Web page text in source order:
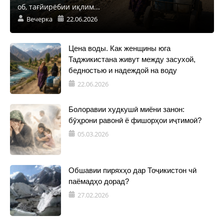
об, тағйирёбии иқлим...
Вечерка 22.06.2026
Цена воды. Как женщины юга
Таджикистана живут между засухой,
бедностью и надеждой на воду
22.06.2026
Болоравии худкушӣ миёни занон:
бӯҳрони равонӣ ё фишорҳои иҷтимоӣ?
05.03.2026
Обшавии пиряхҳо дар Тоҷикистон чӣ
паёмадҳо дорад?
27.02.2026